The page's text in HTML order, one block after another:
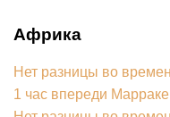
Африка
Нет разницы во
1 час впереди